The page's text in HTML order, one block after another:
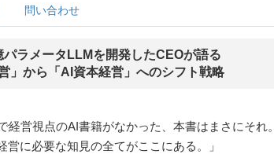
問い合わせ
パラメータLLMを開発したCEOが語る
」から「AI資本経営」へのシフト戦略
営視点のAI書籍がなかった、本書はまさにそれ。
に必要な知見の全てがここにある。」